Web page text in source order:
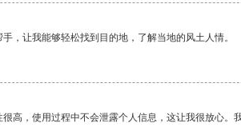
，让我能够轻松找到目的地，了解当地的风土人情。
高，使用过程中不会泄露个人信息，这让我很放心。